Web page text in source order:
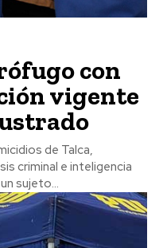
con
vigente
criminal e inteligencia
sujeto...